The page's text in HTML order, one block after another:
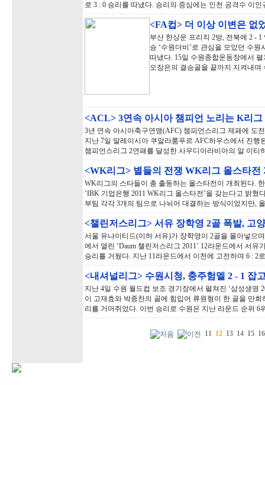
로 3 : 0 승리를 따냈다. 승리의 중심에는 인천 공격수 이
<FA컵> 더 이상 이변은 없
부산 한상운 프리킥 2방, 전북에 2 -
승 ‘수원더비’로 관심을 모았던 수
따냈다. 15일 수원종합운동장에서 펼
오장은의 결승골을 끝까지 지켜내
<ACL> 3연속 아시아 챔피언 노리는 K리그
3년 연속 아시아축구연맹(AFC) 챔피언스리그 제패에 도
지난 7일 말레이시아 쿠알라룸푸르 AFC하우스에서 진행
챔피언스리그 2연패를 달성한 사우디아라비아의 알 이
<WK리그> 별들의 전쟁 WK리그 올스타전
WK리그의 스타들이 총 출동하는 올스타전이 개최된다.
‘IBK 기업은행 2011 WK리그 올스타전’을 갖는다고 밝
부팀 각각 3개의 팀으로 나뉘어 대결하는 방식이었지만,
<챌린저스리그> 서유 장학영 2골 폭발, 고
서울 유나이티드(이하 서유)가 장학영이 2골을 몰아넣으
에서 열린 ‘Daum 챌린저스리그 2011’ 12라운드에서 서
승리를 거뒀다. 지난 11라운드에서 이천에 고전하며 6 :
<내셔널리그> 수원시청, 충주험멜 2 - 1 잡
지난 4일 수원 월드컵 보조 경기장에서 펼쳐진 ‘삼성생명
이 고재효와 박종찬의 골에 힘입어 류원형이 한 골을 만
리를 거머쥐었다. 이번 승리로 수원은 지난 라운드 순위
11 12 13 14 15 16